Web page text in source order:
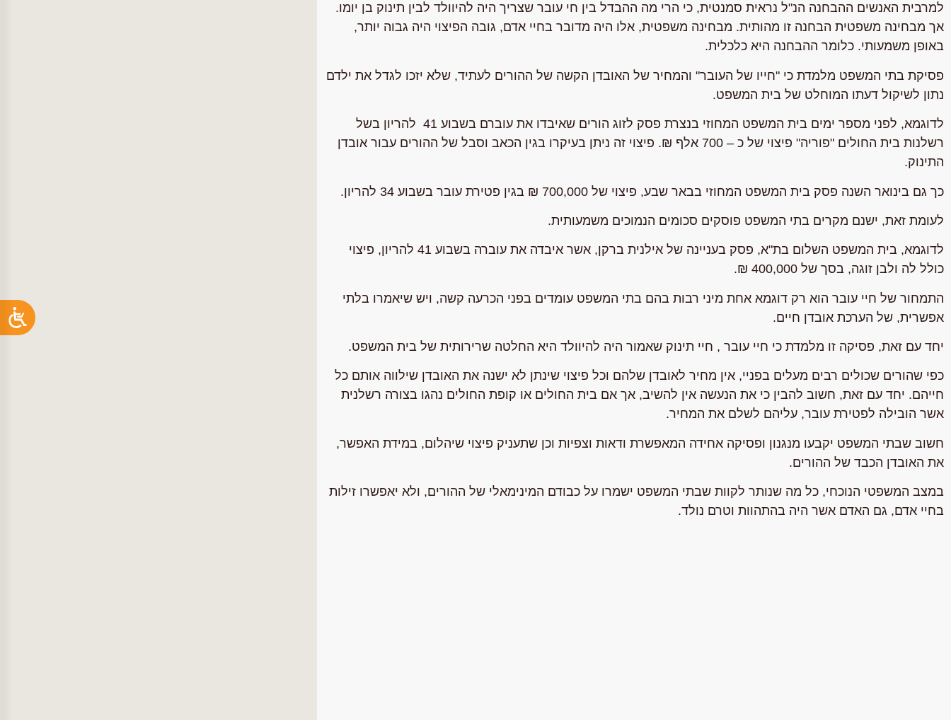
למרבית האנשים ההבחנה הנ"ל נראית סמנטית, כי הרי מה ההבדל בין חי עובר שצריך היה להיוולד לבין תינוק בן יומו.
אך מבחינה משפטית הבחנה זו מהותית. מבחינה משפטית, אלו היה מדובר בחיי אדם, גובה הפיצוי היה גבוה יותר,
באופן משמעותי. כלומר ההבחנה היא כלכלית.
פסיקת בתי המשפט מלמדת כי "חייו של העובר" והמחיר של האובדן הקשה של ההורים לעתיד, שלא יזכו לגדל את ילדם
נתון לשיקול דעתו המוחלט של בית המשפט.
לדוגמא, לפני מספר ימים בית המשפט המחוזי בנצרת פסק לזוג הורים שאיבדו את עוברם בשבוע 41 להריון בשל
רשלנות בית החולים "פוריה" פיצוי של כ – 700 אלף ₪. פיצוי זה ניתן בעיקרו בגין הכאב וסבל של ההורים עבור אובדן
התינוק.
כך גם בינואר השנה פסק בית המשפט המחוזי בבאר שבע, פיצוי של 700,000 ₪ בגין פטירת עובר בשבוע 34 להריון.
לעומת זאת, ישנם מקרים בתי המשפט פוסקים סכומים הנמוכים משמעותית.
לדוגמא, בית המשפט השלום בת"א, פסק בעניינה של אילנית ברקן, אשר איבדה את עוברה בשבוע 41 להריון, פיצוי
כולל לה ולבן זוגה, בסך של 400,000 ₪.
התמחור של חיי עובר הוא רק דוגמא אחת מיני רבות בהם בתי המשפט עומדים בפני הכרעה קשה, ויש שיאמרו בלתי
אפשרית, של הערכת אובדן חיים.
יחד עם זאת, פסיקה זו מלמדת כי חיי עובר , חיי תינוק שאמור היה להיוולד היא החלטה שרירותית של בית המשפט.
כפי שהורים שכולים רבים מעלים בפניי, אין מחיר לאובדן שלהם וכל פיצוי שינתן לא ישנה את האובדן שילווה אותם כל
חייהם. יחד עם זאת, חשוב להבין כי את הנעשה אין להשיב, אך אם בית החולים או קופת החולים נהגו בצורה רשלנית
אשר הובילה לפטירת עובר, עליהם לשלם את המחיר.
חשוב שבתי המשפט יקבעו מנגנון ופסיקה אחידה המאפשרת ודאות וצפיות וכן שתעניק פיצוי שיהלום, במידת האפשר,
את האובדן הכבד של ההורים.
במצב המשפטי הנוכחי, כל מה שנותר לקוות שבתי המשפט ישמרו על כבודם המינימאלי של ההורים, ולא יאפשרו זילות
בחיי אדם, גם האדם אשר היה בהתהוות וטרם נולד.